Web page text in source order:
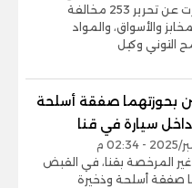
يومين متتاليين، أسفرت عن تحرير 253 مخالفة
والأسواق، والمواد
التوني وكيل
بحوزتهما صفقة أسلحة
سيارة في قنا
غير المرخصة بقنا، في القبض
صفقة أسلحة وذخيرة